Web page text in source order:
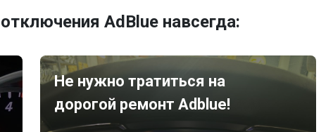
AdBlue навсегда:
Не нужно тратиться на
дорогой ремонт Adblue!